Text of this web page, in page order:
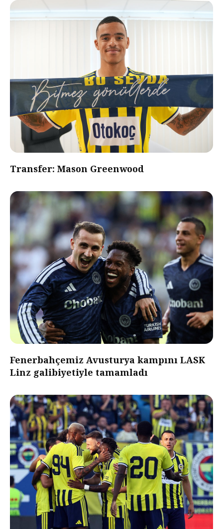
Transfer: Mason Greenwood
Fenerbahçemiz Avusturya kampını LASK
Linz galibiyetiyle tamamladı